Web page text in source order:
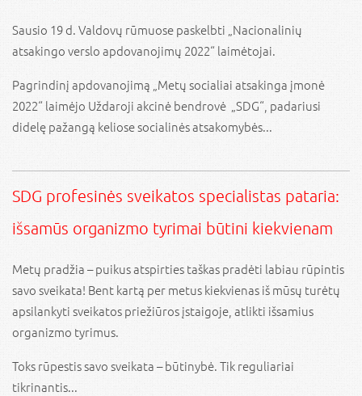
Sausio 19 d. Valdovų rūmuose paskelbti „Nacionalinių
atsakingo verslo apdovanojimų 2022“ laimėtojai.
Pagrindinį apdovanojimą „Metų socialiai atsakinga įmonė
2022“ laimėjo Uždaroji akcinė bendrovė „SDG“, padariusi
didelę pažangą keliose socialinės atsakomybės...
SDG profesinės sveikatos specialistas pataria:
išsamūs organizmo tyrimai būtini kiekvienam
Metų pradžia – puikus atspirties taškas pradėti labiau rūpintis
savo sveikata! Bent kartą per metus kiekvienas iš mūsų turėtų
apsilankyti sveikatos priežiūros įstaigoje, atlikti išsamius
organizmo tyrimus.
Toks rūpestis savo sveikata – būtinybė. Tik reguliariai
tikrinantis...